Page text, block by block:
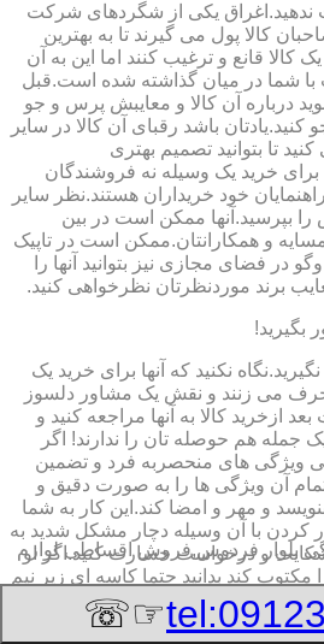
ندهید.اغراق یکی از شگردهای شرکت
کالا پول می گیرند تا به بهترین
قانع و ترغیب کنند اما این به آن
با شما در میان گذاشته شده است.قبل
درباره آن کالا و معایبش پرس و جو
باشد رقبای آن کالا در سایر
تا بتوانید تصمیم بهتری
برای خرید یک وسیله نه فروشندگان
خود خریداران هستند.نظر سایر
بپرسید.آنها ممکن است در بین
و همکارانتان.ممکن است در تاپیک
فضای مجازی نیز بتوانید آنها را
برند موردنظرتان نظرخواهی کنید.
بگیرید!
نکنید که آنها برای خرید یک
حرف می زنند و نقش یک مشاور دلسوز
ازخرید کالا به آنها مراجعه کنید و
جمله هم حوصله تان را ندارند! اگر
ویژگی های منحصربه فرد و تضمین
تمام آن ویژگی ها را به صورت دقیق و
و مهر و امضا کند.این کار به شما
کردن با آن وسیله دچار مشکل شدید به
شکایت و درخواست خسارت کنید.اگر او
کند بدانید حتما کاسه ای زیر نیم
درباره خرید سمساری لوازم خانگی
برای شما بسیار تعیین کننده باشد.
بلوار فردوس,فروش اقساطی لوازم
☞☏